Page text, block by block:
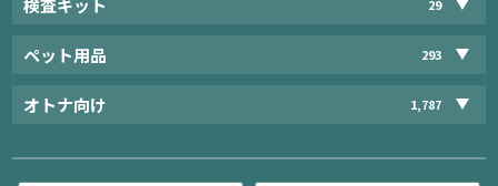
検査キット 29
ペット用品 293
オトナ向け 1,787